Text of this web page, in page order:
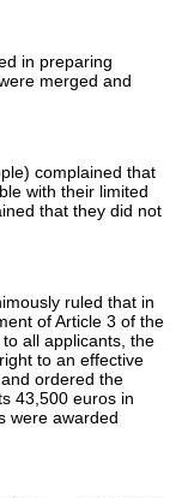
in preparing
merged and
complained that
with their limited
that they did not
ruled that in
of Article 3 of the
all applicants, the
to an effective
ordered the
43,500 euros in
were awarded